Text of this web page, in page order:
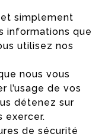
simplement
informations que
utilisez nos
nous vous
l’usage de vos
détenez sur
exercer.
de sécurité